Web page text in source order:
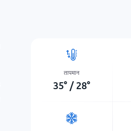
तापमान
35° / 28°